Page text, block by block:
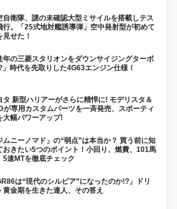
自衛隊、謎の未確認大型ミサイルを搭載しテス
行。「25式地対艦誘導弾」空中発射型が初めて
見せた！
年の三菱スタリオンをダウンサイジングターボ
」時代を先取りした4G63エンジン仕様！
タ 新型ハリアーがさらに精悍に! モデリスタ＆
が専用カスタムパーツを一斉発売、スポーティ
大幅パワーアップ!
ムニーノマド」の“弱点”は本当か？ 買う前に知
おきたい5つのポイント！小回り、燃費、101馬
5速MTを徹底チェック
は“現代のシルビア”になったのか!?」ドリ
黄金期を生きた達人、その答え